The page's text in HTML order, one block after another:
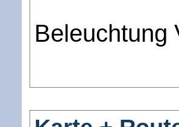
Beleuchtung